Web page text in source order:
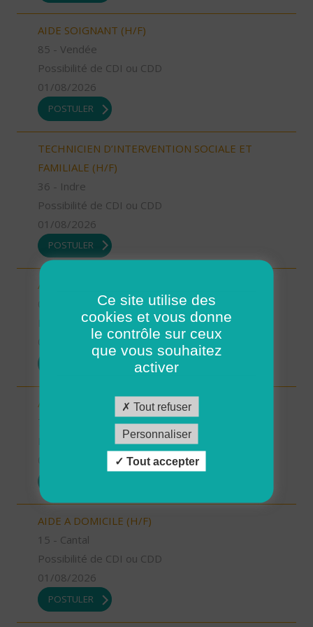
AIDE SOIGNANT (H/F)
85 - Vendée
Possibilité de CDI ou CDD
01/08/2026
POSTULER
TECHNICIEN D’INTERVENTION SOCIALE ET
FAMILIALE (H/F)
36 - Indre
Possibilité de CDI ou CDD
01/08/2026
POSTULER
AIDE SOIGNANT (H/F)
06 - Alpes-Maritimes
Possibilité de CDI ou CDD
01/08/2026
AIDE A DOMICILE (H/F)
76 - Seine-Maritime
Possibilité de CDI ou CDD
AIDE A DOMICILE (H/F)
15 - Cantal
Possibilité de CDI ou CDD
01/08/2026
POSTULER
Ce site utilise des
cookies et vous donne
le contrôle sur ceux
que vous souhaitez
activer
Tout refuser
Personnaliser
Tout accepter